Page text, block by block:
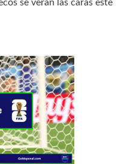
se verán las caras este